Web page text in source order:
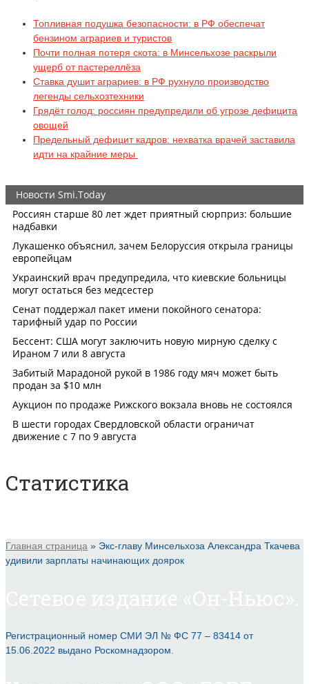
Топливная подушка безопасности: в РФ обеспечат
бензином аграриев и туристов
Почти полная потеря скота: в Минсельхозе раскрыли
ущерб от пастереллёза
Ставка душит аграриев: в РФ рухнуло производство
легенды сельхозтехники
Грядёт голод: россиян предупредили об угрозе дефицита
овощей
Предельный дефицит кадров: нехватка врачей заставила
идти на крайние меры
Статистика
Главная страница » Экс-главу Минсельхоза Александра Ткачева
удивили зарплаты начинающих доярок
Регистрационный номер СМИ ЭЛ № ФС 77 – 83414 от
15.06.2022 выдано Роскомнадзором.